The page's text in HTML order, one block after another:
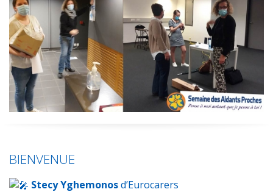
BIENVENUE
Stecy Yghemonosd’Eurocarers